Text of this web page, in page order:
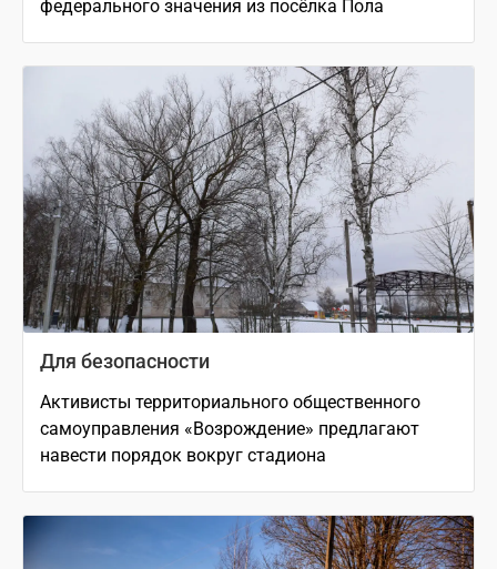
федерального значения из посёлка Пола
Для безопасности
Активисты территориального общественного
самоуправления «Возрождение» предлагают
навести порядок вокруг стадиона